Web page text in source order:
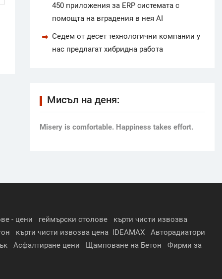
450 приложения за ERP системата с
помощта на вградения в нея AI
Седем от десет технологични компании у
нас предлагат хибридна работа
Мисъл на деня:
Мisery is comfortable. Happiness takes effort.
- цени геймърски столове
кърти чисти извозва
кърти чисти извозва цена IDEAMAX
Авторадиатори
Асфалтиране цени Щамповане на Бетон Фирми за